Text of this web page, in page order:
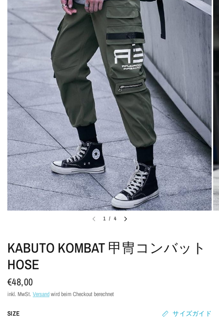
1 / 4
KABUTO KOMBAT 甲冑コンバット
HOSE
€48,00
inkl. MwSt. Versandwird beim Checkout berechnet
SIZE サイズガイド